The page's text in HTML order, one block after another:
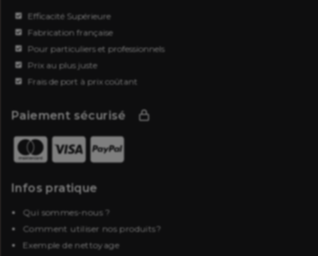
Efficacité Supérieure
Fabrication française
Pour particuliers et professionnels
Prix au plus juste
Frais de port à prix coûtant
Paiement sécurisé
Infos pratique
Qui sommes-nous ?
Comment utiliser nos produits?
Exemple de nettoyage